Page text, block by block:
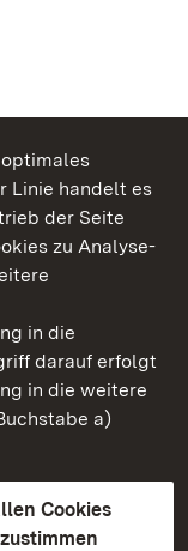
Linie handelt es
der Seite
zu Analyse-
in die
darauf erfolgt
in die weitere
a)
Cookies
zustimmen
Württemberg